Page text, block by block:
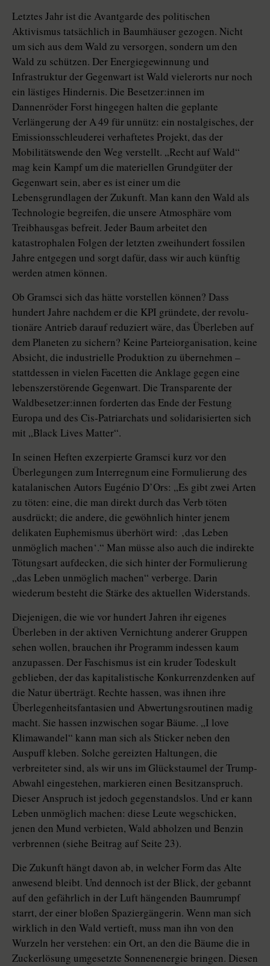
Letztes Jahr ist die Avantgarde des politischen
Aktivismus tatsächlich in Baumhäuser gezogen. Nicht
um sich aus dem Wald zu versorgen, sondern um den
Wald zu schützen. Der Energiegewinnung und
Infrastruktur der Gegenwart ist Wald vielerorts nur noch
ein lästiges Hindernis. Die Be­set­ze­r:in­nen im
Dannenröder Forst hingegen halten die geplante
Verlängerung der A 49 für unnütz: ein nostalgisches, der
Emissionsschleuderei verhaftetes Projekt, das der
Mobilitätswende den Weg verstellt. „Recht auf Wald“
mag kein Kampf um die materiellen Grundgüter der
Gegenwart sein, aber es ist einer um die
Lebensgrundlagen der Zukunft. Man kann den Wald als
Technologie begreifen, die unsere Atmosphäre vom
Treibhausgas befreit. Jeder Baum arbeitet den
katastrophalen Folgen der letzten zweihundert fossilen
Jahre entgegen und sorgt dafür, dass wir auch künftig
werden atmen können.
Ob Gramsci sich das hätte vorstellen können? Dass
hundert Jahre nachdem er die KPI gründete, der revolu­
tio­näre Antrieb darauf reduziert wäre, das Überleben auf
dem Planeten zu sichern? Keine Parteiorganisation, keine
Absicht, die industrielle Produktion zu übernehmen –
stattdessen in vielen Facetten die Anklage gegen eine
lebenszerstörende Gegenwart. Die Transparente der
Wald­be­set­ze­r:in­nen forderten das Ende der Festung
Europa und des Cis-Patriarchats und solidarisierten sich
mit „Black Lives Matter“.
In seinen Heften exzerpierte Grams­ci kurz vor den
Überlegungen zum Interregnum eine Formulierung des
katalanischen Autors Eugénio D’Ors: „Es gibt zwei Arten
zu töten: eine, die man direkt durch das Verb töten
ausdrückt; die andere, die gewöhnlich hinter jenem
delikaten Euphemismus überhört wird: ‚das Leben
unmöglich machen‘.“ Man müsse also auch die indirekte
Tötungsart aufdecken, die sich hinter der Formulierung
„das Leben unmöglich machen“ verberge. Darin
wiederum besteht die Stärke des aktuellen Widerstands.
Diejenigen, die wie vor hundert Jahren ihr eigenes
Überleben in der aktiven Vernichtung anderer Gruppen
sehen wollen, brauchen ihr Programm indessen kaum
anzupassen. Der Faschismus ist ein kruder Todeskult
geblieben, der das kapitalistische Konkurrenzdenken auf
die Natur überträgt. Rechte hassen, was ihnen ihre
Überlegenheitsfantasien und Abwertungsroutinen madig
macht. Sie hassen inzwischen sogar Bäume. „I love
Klimawandel“ kann man sich als Sticker neben den
Auspuff kleben. Solche gereizten Haltungen, die
verbreiteter sind, als wir uns im Glückstaumel der Trump-
Abwahl eingestehen, markieren einen Besitzanspruch.
Dieser Anspruch ist jedoch gegenstandslos. Und er kann
Leben unmöglich machen: diese Leute wegschicken,
jenen den Mund verbieten, Wald abholzen und Benzin
verbrennen (siehe Beitrag auf Seite 23).
Die Zukunft hängt davon ab, in welcher Form das Alte
anwesend bleibt. Und dennoch ist der Blick, der gebannt
auf den gefährlich in der Luft hängenden Baumrumpf
starrt, der einer bloßen Spaziergängerin. Wenn man sich
wirklich in den Wald vertieft, muss man ihn von den
Wurzeln her verstehen: ein Ort, an den die Bäume die in
Zuckerlösung umgesetzte Sonnenenergie bringen. Diesen